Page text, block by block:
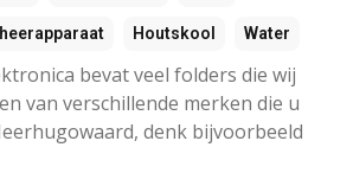
Houtskool Water
bevat veel folders die wij
van verschillende merken die u
denk bijvoorbeeld